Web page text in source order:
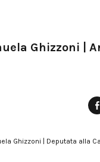
Ghizzoni |
Ghizzoni | Deputata alla